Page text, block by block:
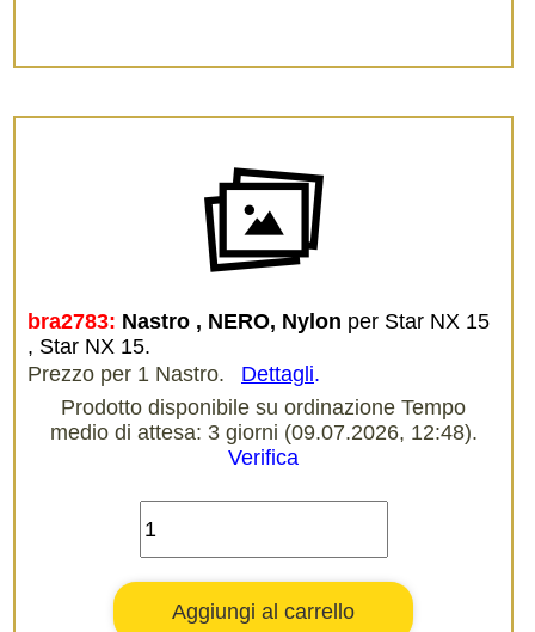
bra2783: Nastro , NERO, Nylon per Star NX 15
, Star NX 15.
Prezzo per 1 Nastro.
Dettagli.
Prodotto disponibile su ordinazione Tempo
medio di attesa: 3 giorni (09.07.2026, 12:48).
Verifica